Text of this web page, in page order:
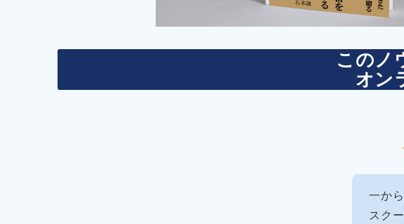
このノ
オン
一か
スク